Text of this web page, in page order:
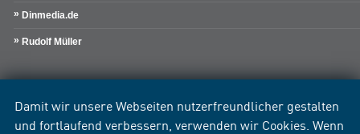
Damit wir unsere Webseiten nutzerfreundlicher gestalten
und fortlaufend verbessern, verwenden wir Cookies. Wenn
Dinmedia.de
Rudolf Müller